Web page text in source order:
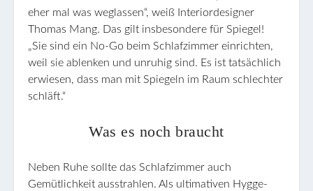
eher mal was weglassen“, weiß Interiordesigner
Thomas Mang. Das gilt insbesondere für Spiegel!
„Sie sind ein No-Go beim Schlafzimmer einrichten,
weil sie ablenken und unruhig sind. Es ist tatsächlich
erwiesen, dass man mit Spiegeln im Raum schlechter
schläft.“
Was es noch braucht
Neben Ruhe sollte das Schlafzimmer auch
Gemütlichkeit ausstrahlen. Als ultimativen Hygge-